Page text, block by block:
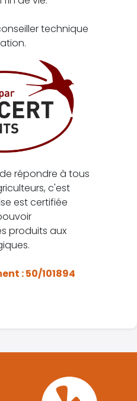
technique
répondre à tous
c'est
est certifiée
produits aux
: 50/101894